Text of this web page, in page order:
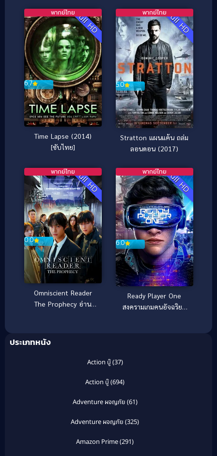
Full HD
6.7
พากย์ไทย
Time Lapse (2014)
[ซับไทย]
Full HD
5.0
พากย์ไทย
Stratton แผนแค้น ถล่ม
ลอนดอน (2017)
Full HD
0.0
พากย์ไทย
Omniscient Reader
The Prophecy อ่าน
Full HD
6.0
พากย์ไทย
Ready Player One
สงครามเกมคนอัจฉริยะ
ประเภทหนัง
Action บู๊(37)
Action บู๊(694)
Adventure ผจญภัย (61)
Adventure ผจญภัย (325)
Amazon Prime(291)